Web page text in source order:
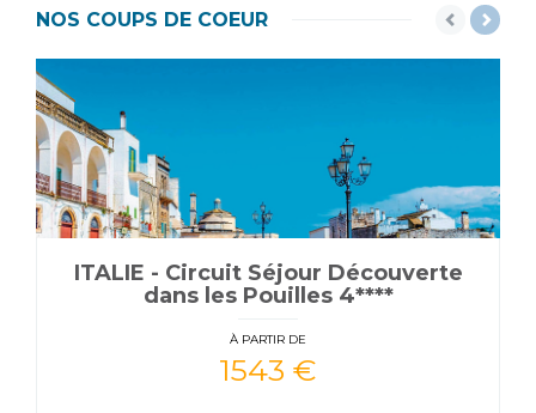
NOS COUPS DE COEUR
ITALIE - Circuit Séjour Découverte
dans les Pouilles 4****
À PARTIR DE
1543 €